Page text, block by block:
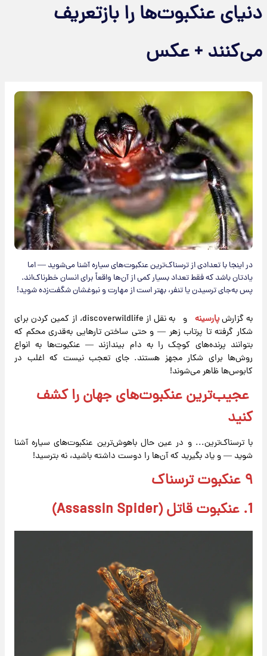
دنیای عنکبوت‌ها را بازتعریف
می‌کنند + عکس
در اینجا با تعدادی از ترسناک‌ترین عنکبوت‌های سیاره آشنا می‌شوید — اما
یادتان باشد که فقط تعداد بسیار کمی از آن‌ها واقعاً برای انسان خطرناک‌اند.
پس به‌جای ترسیدن یا تنفر، بهتر است از مهارت و نبوغشان شگفت‌زده شوید!
به گزارشپارسینه
و به نقل از discoverwildlife، از کمین کردن برای
شکار گرفته تا پرتاب زهر — و حتی ساختن تارهایی به‌قدری محکم که
بتوانند پرنده‌های کوچک را به دام بیندازند — عنکبوت‌ها به انواع
روش‌ها برای شکار مجهز هستند. جای تعجب نیست که اغلب در
کابوس‌ها ظاهر می‌شوند!
عجیب‌ترین عنکبوت‌های جهان را کشف
کنید
با ترسناک‌ترین... و در عین حال باهوش‌ترین عنکبوت‌های سیاره آشنا
شوید — و یاد بگیرید که آن‌ها را دوست داشته باشید، نه بترسید!
۹ عنکبوت ترسناک
1. عنکبوت قاتل (Assassin Spider)